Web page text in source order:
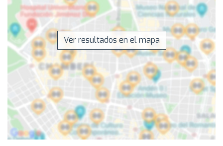
Ver resultados en el mapa